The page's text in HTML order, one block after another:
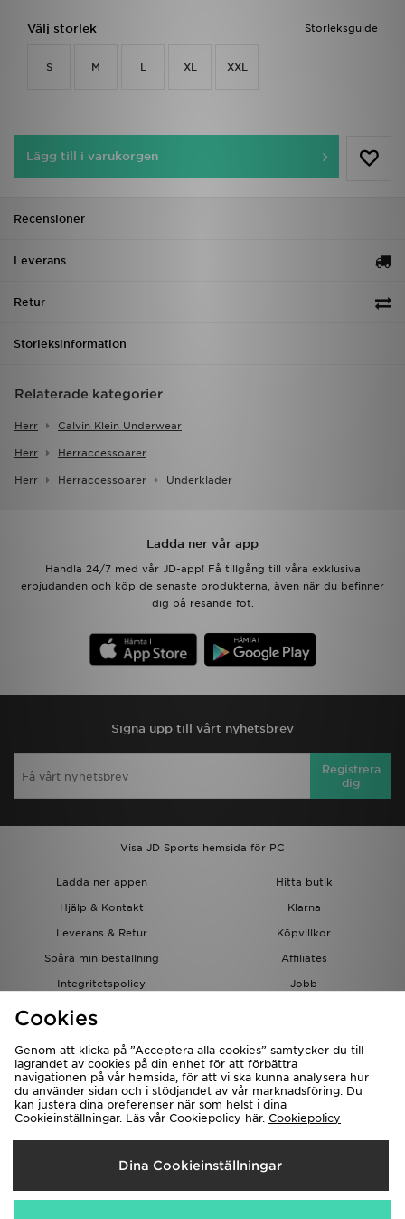
Storleksguide
Välj storlek
S M L XL XXL
Lägg till i varukorgen
Recensioner
Leverans
Retur
Storleksinformation
Relaterade kategorier
Herr Calvin Klein Underwear
Herr Herraccessoarer
Herr Herraccessoarer Underklader
Ladda ner vår app
Handla 24/7 med vår JD-app! Få tillgång till våra exklusiva
erbjudanden och köp de senaste produkterna, även när du befinner
dig på resande fot.
Signa upp till vårt nyhetsbrev
Registrera
dig
Visa JD Sports hemsida för PC
Ladda ner appen
Hitta butik
Hjälp & Kontakt
Klarna
Leverans & Retur
Köpvillkor
Spåra min beställning
Affiliates
Integritetspolicy
Jobb
JD-bloggen
Levererar Till
Sverige
Cookies
Genom att klicka på ”Acceptera alla cookies” samtycker du till
lagrandet av cookies på din enhet för att förbättra
navigationen på vår hemsida, för att vi ska kunna analysera hur
du använder sidan och i stödjandet av vår marknadsföring. Du
kan justera dina preferenser när som helst i dina
Cookieinställningar. Läs vår Cookiepolicy här. Cookiepolicy
Dina Cookieinställningar